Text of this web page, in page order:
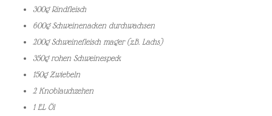
300g Rindfleisch
600g Schweinenacken durchwachsen
200g Schweinefleisch mager (z.B. Lachs)
350g rohen Schweinespeck
150g Zwiebeln
2 Knoblauchzehen
1 EL Öl